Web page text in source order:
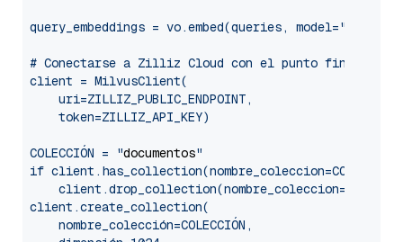
query_embeddings = vo.embed(queries, model="
# Conectarse a Zilliz Cloud con el punto final
client = MilvusClient(
    uri=ZILLIZ_PUBLIC_ENDPOINT,
    token=ZILLIZ_API_KEY)
COLECCIÓN = "documentos"
if
client.create_collection(
    nombre_colección=COLECCIÓN,